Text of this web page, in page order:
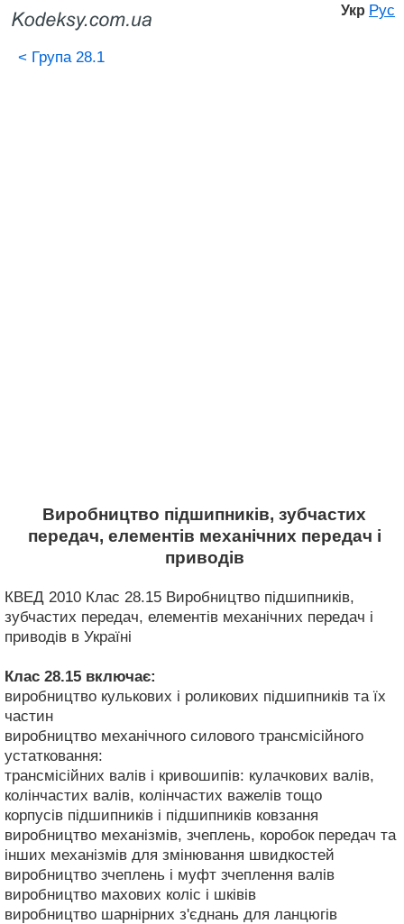
Укр Рус
< Група 28.1
Виробництво підшипників, зубчастих
передач, елементів механічних передач і
приводів
КВЕД 2010 Клас 28.15 Виробництво підшипників,
зубчастих передач, елементів механічних передач і
приводів в Україні
Клас 28.15 включає:
виробництво кулькових і роликових підшипників та їх
частин
виробництво механічного силового трансмісійного
устатковання:
трансмісійних валів і кривошипів: кулачкових валів,
колінчастих валів, колінчастих важелів тощо
корпусів підшипників і підшипників ковзання
виробництво механізмів, зчеплень, коробок передач та
інших механізмів для змінювання швидкостей
виробництво зчеплень і муфт зчеплення валів
виробництво махових коліс і шківів
виробництво шарнірних з'єднань для ланцюгів